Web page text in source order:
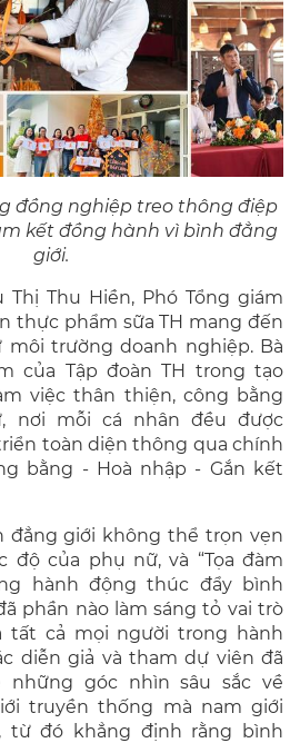
đồng nghiệp treo thông điệp
kết đồng hành vì bình đẳng
giới.
Thị Thu Hiền, Phó Tổng giám
thực phẩm sữa TH mang đến
trường doanh nghiệp. Bà
của Tập đoàn TH trong tạo
việc thân thiện, công bằng
nơi mỗi cá nhân đều được
toàn diện thông qua chính
bằng - Hoà nhập - Gắn kết
đẳng giới không thể trọn vẹn
của phụ nữ, và “Tọa đàm
hành động thúc đẩy bình
phần nào làm sáng tỏ vai trò
tất cả mọi người trong hành
diễn giả và tham dự viên đã
những góc nhìn sâu sắc về
truyền thống mà nam giới
từ đó khẳng định rằng bình